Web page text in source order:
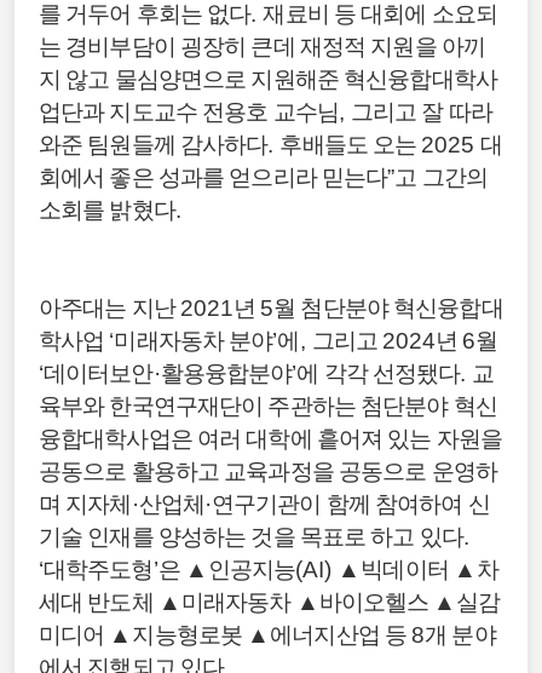
를 거두어 후회는 없다.재료비 등 대회에 소요되
는 경비부담이 굉장히 큰데 재정적 지원을 아끼
지 않고 물심양면으로 지원해준 혁신융합대학사
업단과 지도교수 전용호 교수님, 그리고 잘 따라
와준 팀원들께 감사하다. 후배들도 오는 2025 대
회에서 좋은 성과를 얻으리라 믿는다”고 그간의
소회를 밝혔다.
아주대는 지난2021년 5월 첨단분야 혁신융합대
학사업 ‘미래자동차 분야’에 , 그리고 2024년 6월
‘데이터보안·활용융합분야’에 각각 선정됐다. 교
육부와 한국연구재단이 주관하는 첨단분야 혁신
융합대학사업은 여러 대학에 흩어져 있는 자원을
공동으로 활용하고 교육과정을 공동으로 운영하
며 지자체 ·산업체 ·연구기관이 함께 참여하여 신
기술 인재를 양성하는 것을 목표로 하고 있다.
‘대학주도형’은 ▲ 인공지능(AI) ▲ 빅데이터 ▲ 차
세대 반도체
▲ 미래자동차 ▲ 바이오헬스 ▲ 실감
미디어 ▲ 지능형로봇 ▲ 에너지산업 등8개 분야
에서 진행되고 있다.